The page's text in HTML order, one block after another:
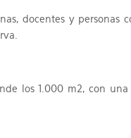
docentes y personas
los 1.000 m2, con